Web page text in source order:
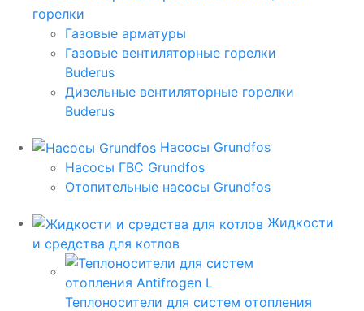
горелки
Газовые арматуры
Газовые вентиляторные горелки
Buderus
Дизельные вентиляторные горелки
Buderus
Насосы Grundfos
Насосы ГВС Grundfos
Отопительные насосы Grundfos
Жидкости
и средства для котлов
Теплоносители для систем отопления